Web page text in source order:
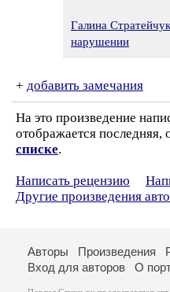
Галина Стратейчук
нарушении
+ добавить замечания
На это произведение
отображается последняя,
списке.
Написать рецензию
Другие произведения
Авторы Произведения
Вход для авторов
О